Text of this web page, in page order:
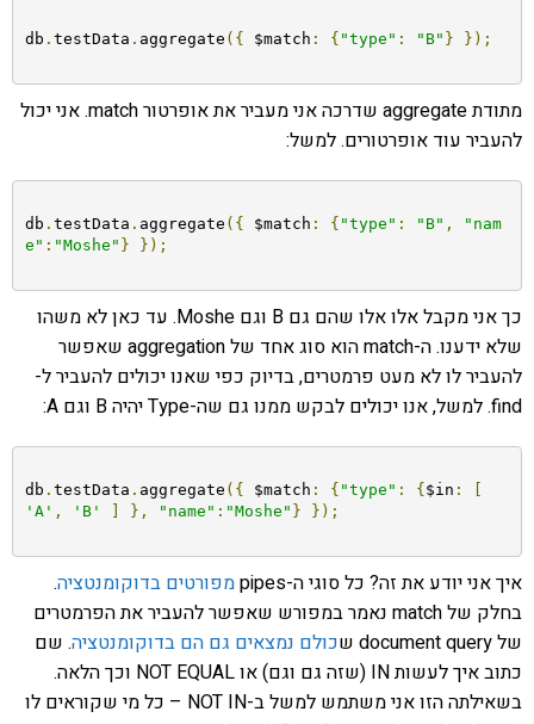
db . testData . aggregate ({ $match : { "type" : "B" } });
מתודת aggregate שדרכה אני מעביר את אופרטור match. אני יכול
להעביר עוד אופרטורים. למשל:
db . testData . aggregate ({ $match : { "type" : "B" ,
"nam
e" : "Moshe" } });
כך אני מקבל אלו אלו שהם גם B וגם Moshe. עד כאן לא משהו
שלא ידענו. ה-match הוא סוג אחד של aggregation שאפשר
להעביר לו לא מעט פרמטרים, בדיוק כפי שאנו יכולים להעביר ל-
find. למשל, אנו יכולים לבקש ממנו גם שה-Type יהיה B וגם A:
db . testData . aggregate ({ $match : { "type" : { $in :
'A' , 'B' }, "name" : "Moshe" } });
איך אני יודע את זה? כל סוגי ה-pipes מפורטים בדוקומנטציה.
בחלק של match נאמר במפורש שאפשר להעביר את הפרמטרים
של document query ש
כולם נמצאים גם הם בדוקומנטציה. שם
כתוב איך לעשות IN (שזה גם וגם) או NOT EQUAL וכך הלאה.
בשאילתה הזו אני משתמש למשל ב-NOT IN – כל מי שקוראים לו